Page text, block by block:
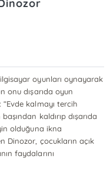
oyunları oynayarak
onu dışarıda oyun
kalmayı tercih
kaldırıp dışarıda
olduğuna ikna
Dinozor, çocukların açık
faydalarını